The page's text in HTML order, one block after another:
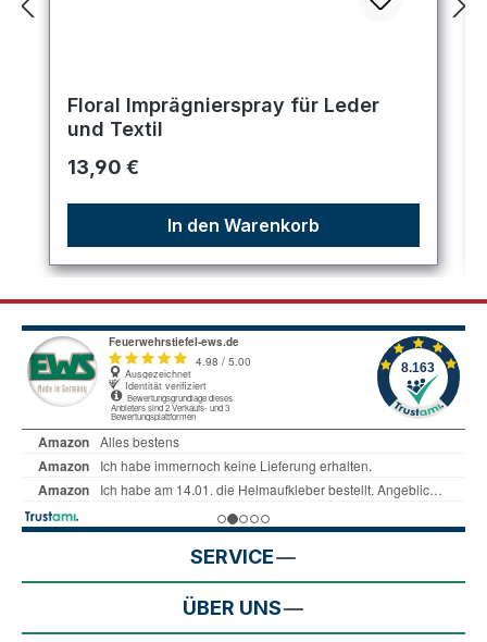
Floral Imprägnierspray für Leder
und Textil
Regulärer Preis:
13,90 €
In den Warenkorb
SERVICE
ÜBER UNS